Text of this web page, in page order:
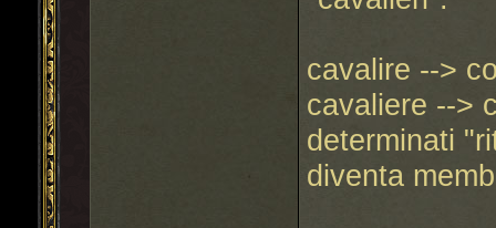
cavalire -->
cavaliere -->
determinati
diventa